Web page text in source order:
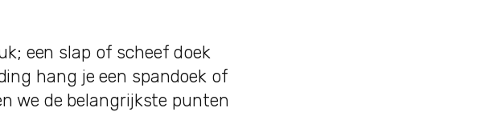
een slap of scheef doek
hang je een spandoek of
we de belangrijkste punten